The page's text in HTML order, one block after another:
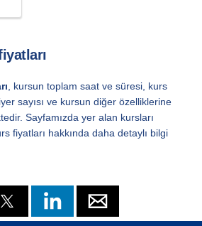
, kursun toplam saat ve süresi, kurs
sayısı ve kursun diğer özelliklerine
Sayfamızda yer alan kursları
fiyatları hakkında daha detaylı bilgi